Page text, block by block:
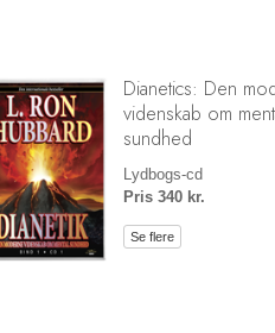
Dianetics: Den
videnskab om
sundhed
Lydbogs-cd
Pris 340 kr.
Se flere